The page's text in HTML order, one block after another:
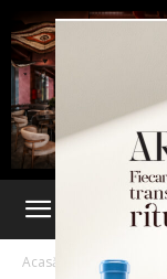
Acasă Etichete